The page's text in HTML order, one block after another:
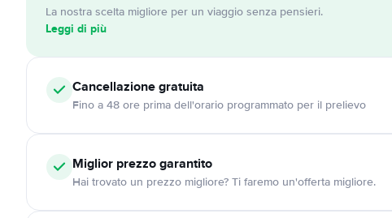
La nostra scelta migliore per un viaggio senza pensieri.
Leggi di più
Cancellazionegratuita
Fino a 48 ore prima dell'orario programmato per il prelievo
Miglior prezzo garantito
Hai trovato un prezzo migliore? Ti faremo un'offerta migliore.